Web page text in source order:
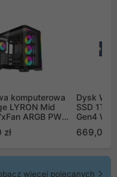
komputerowa
LYRON Mid
ARGB PWM
Dysk WD
SSD 1TB
Gen4
669,00
więcej polecanych